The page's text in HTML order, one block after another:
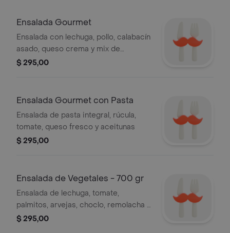
Ensalada Gourmet
Ensalada con lechuga, pollo, calabacín
asado, queso crema y mix de
semillas.
$ 295,00
Ensalada Gourmet con Pasta
Ensalada de pasta integral, rúcula,
tomate, queso fresco y aceitunas
$ 295,00
Ensalada de Vegetales - 700 gr
Ensalada de lechuga, tomate,
palmitos, arvejas, choclo, remolacha y
huevo duro
$ 295,00